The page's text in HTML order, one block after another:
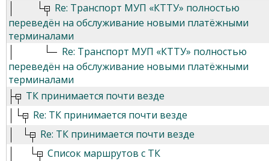
Re: Транспорт МУП «КТТУ» полностью
переведён на обслуживание новыми платёжными
терминалами
Re: Транспорт МУП «КТТУ» полностью
переведён на обслуживание новыми платёжными
терминалами
ТК принимается почти везде
Re: ТК принимается почти везде
Re: ТК принимается почти везде
Список маршрутов с ТК